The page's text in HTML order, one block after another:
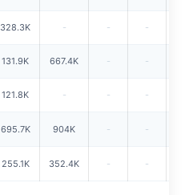
328.3K - - -
131.9K 667.4K - -
121.8K - - -
695.7K 904K - -
255.1K 352.4K - -